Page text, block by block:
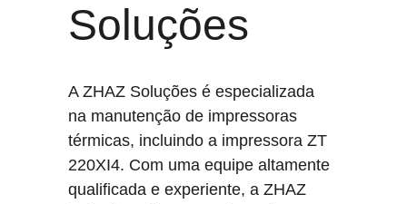
Soluções
A ZHAZ Soluções é especializada
na manutenção de impressoras
térmicas, incluindo a impressora ZT
220XI4. Com uma equipe altamente
qualificada e experiente, a ZHAZ